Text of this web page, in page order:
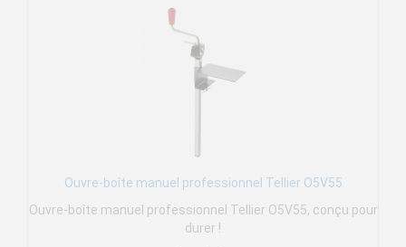
Ouvre-boîte manuel professionnel Tellier O5V55
Ouvre-boîte manuel professionnel Tellier O5V55, conçu pour
durer !